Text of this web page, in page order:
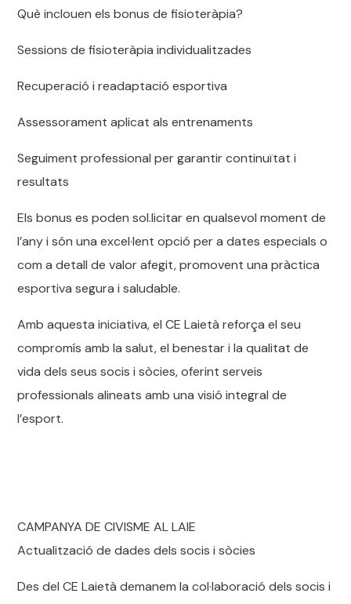
Què inclouen els bonus de fisioteràpia?
Sessions de fisioteràpia individualitzades
Recuperació i readaptació esportiva
Assessorament aplicat als entrenaments
Seguiment professional per garantir continuïtat i
resultats
Els bonus es poden sol.licitar en qualsevol moment de
l’any i són una excel·lent opció per a dates especials o
com a detall de valor afegit, promovent una pràctica
esportiva segura i saludable.
Amb aquesta iniciativa, el CE Laietà reforça el seu
compromís amb la salut, el benestar i la qualitat de
vida dels seus socis i sòcies, oferint serveis
professionals alineats amb una visió integral de
l’esport.
CAMPANYA DE CIVISME AL LAIE
Actualització de dades dels socis i sòcies
Des del CE Laietà demanem la col·laboració dels socis i